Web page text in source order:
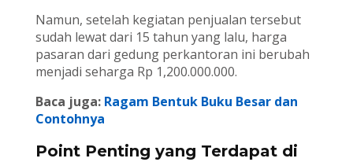
Namun, setelah kegiatan penjualan tersebut
sudah lewat dari 15 tahun yang lalu, harga
pasaran dari gedung perkantoran ini berubah
menjadi seharga Rp 1,200.000.000.
Baca juga: Ragam Bentuk Buku Besar dan
Contohnya
Point Penting yang Terdapat di